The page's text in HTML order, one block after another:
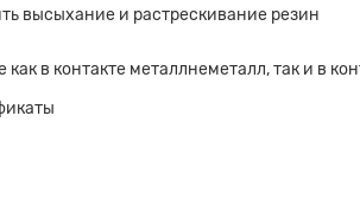
высыхание и растрескивание резин
в контакте металлнеметалл, так и в